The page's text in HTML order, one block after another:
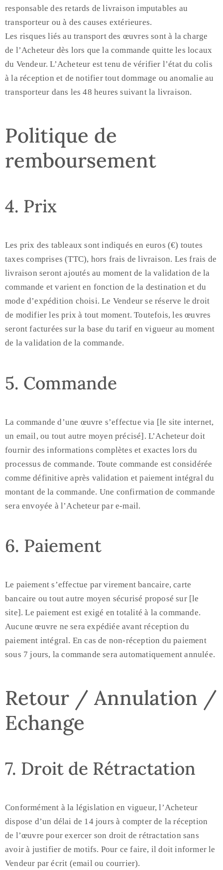
responsable des retards de livraison imputables au
transporteur ou à des causes extérieures.
Les risques liés au transport des œuvres sont à la charge
de l’Acheteur dès lors que la commande quitte les locaux
du Vendeur. L’Acheteur est tenu de vérifier l’état du colis
à la réception et de notifier tout dommage ou anomalie au
transporteur dans les 48 heures suivant la livraison.
Politique de
remboursement
4. Prix
Les prix des tableaux sont indiqués en euros (€) toutes
taxes comprises (TTC), hors frais de livraison. Les frais de
livraison seront ajoutés au moment de la validation de la
commande et varient en fonction de la destination et du
mode d’expédition choisi. Le Vendeur se réserve le droit
de modifier les prix à tout moment. Toutefois, les œuvres
seront facturées sur la base du tarif en vigueur au moment
de la validation de la commande.
5. Commande
La commande d’une œuvre s’effectue via [le site internet,
un email, ou tout autre moyen précisé]. L’Acheteur doit
fournir des informations complètes et exactes lors du
processus de commande. Toute commande est considérée
comme définitive après validation et paiement intégral du
montant de la commande. Une confirmation de commande
sera envoyée à l’Acheteur par e-mail.
6. Paiement
Le paiement s’effectue par virement bancaire, carte
bancaire ou tout autre moyen sécurisé proposé sur [le
site]. Le paiement est exigé en totalité à la commande.
Aucune œuvre ne sera expédiée avant réception du
paiement intégral. En cas de non-réception du paiement
sous 7 jours, la commande sera automatiquement annulée.
Retour / Annulation /
Echange
7. Droit de Rétractation
Conformément à la législation en vigueur, l’Acheteur
dispose d’un délai de 14 jours à compter de la réception
de l’œuvre pour exercer son droit de rétractation sans
avoir à justifier de motifs. Pour ce faire, il doit informer le
Vendeur par écrit (email ou courrier).